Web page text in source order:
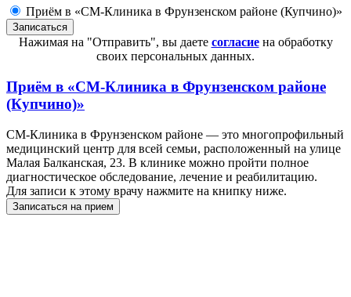
Приём в «СМ-Клиника в Фрунзенском районе (Купчино)»
Нажимая на "Отправить", вы даете согласиена обработку
своих персональных данных.
Приём в «СМ-Клиника в Фрунзенском районе
(Купчино)»
СМ-Клиника в Фрунзенском районе — это многопрофильный
медицинский центр для всей семьи, расположенный на улице
Малая Балканская, 23. В клинике можно пройти полное
диагностическое обследование, лечение и реабилитацию.
Для записи к этому врачу нажмите на книпку ниже.
Записаться на прием